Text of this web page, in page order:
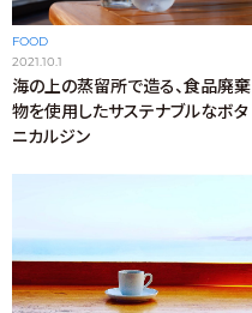
FOOD
2021.10.1
海の上の蒸留所で造る、食品廃棄
物を使用したサステナブルなボタ
ニカルジン